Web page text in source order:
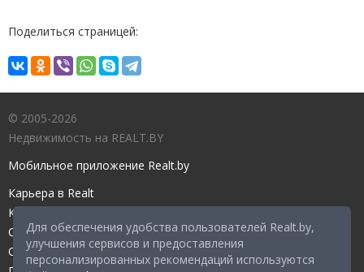
Для обеспечения удобства пользователей Realt.by,
улучшения сервисов и предоставления
персонализированных рекомендаций используются
Поделиться страницей:
© 2005-2026
Недвижимость на REALT.BY
Мобильное приложение Realt.by
Карьера в Realt
Контакты редакции
Справочный центр
Служба поддержки